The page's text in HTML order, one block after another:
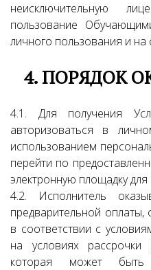
неисключительную
пользование
личного пользования и на
4. ПОРЯДОК
4.1. Для получения
авторизоваться в
использованием
перейти по
электронную площадку для
4.2. Исполнитель
предварительной оплаты,
в соответствии с
на условиях рассрочки
которая может быть